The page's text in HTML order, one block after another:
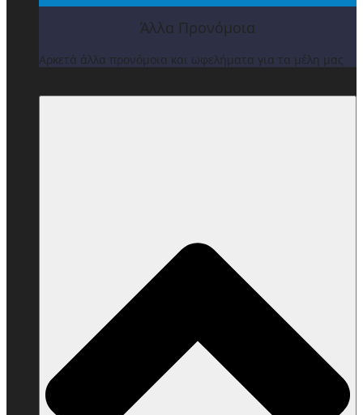
Άλλα Προνόμοια
Αρκετά άλλα προνόμοια και ωφελήματα για τα μέλη μας